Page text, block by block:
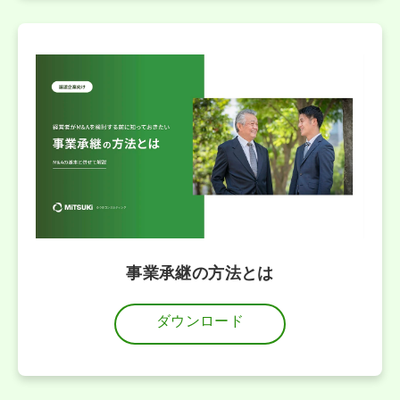
事業承継の方法とは
ダウンロード